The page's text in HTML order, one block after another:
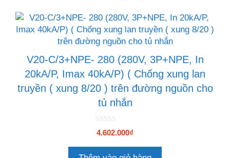
V20-C/3+NPE- 280 (280V, 3P+NPE, In
20kA/P, Imax 40kA/P) ( Chống xung lan
truyền ( xung 8/20 ) trên đường nguồn cho
tủ nhắn
0
n
4.602.000₫